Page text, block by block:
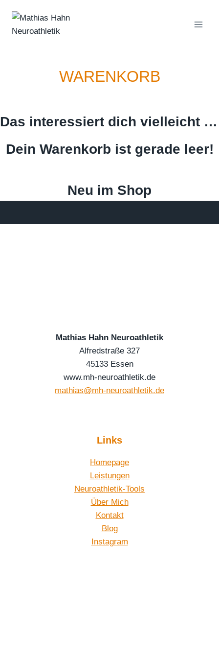
Inhalt
springen
WARENKORB
Das interessiert dich vielleicht …
Dein Warenkorb ist gerade leer!
Neu im Shop
Mathias Hahn Neuroathletik
Alfredstraße 327
45133 Essen
www.mh-neuroathletik.de
mathias@mh-neuroathletik.de
Links
Homepage
Leistungen
Neuroathletik-Tools
Über Mich
Kontakt
Blog
Instagram